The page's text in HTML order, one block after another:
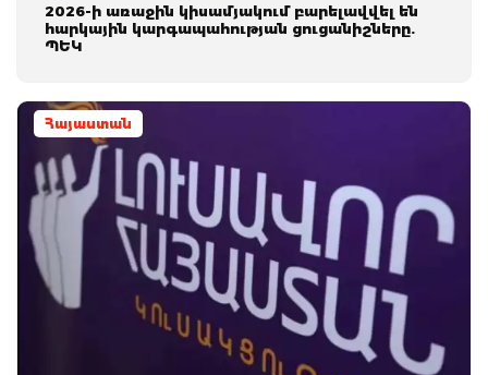
2026-ի առաջին կիսամյակում բարելավվել են
հարկային կարգապահության ցուցանիշները.
ՊԵԿ
Հայաստան